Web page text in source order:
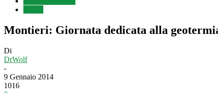
Montieri: Giornata dedicata alla
Di
DrWolf
-
9 Gennaio 2014
1016